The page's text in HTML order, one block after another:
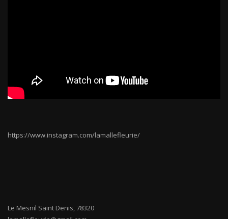
https://www.instagram.com/lamallefleurie/
Le Mesnil Saint Denis,78320